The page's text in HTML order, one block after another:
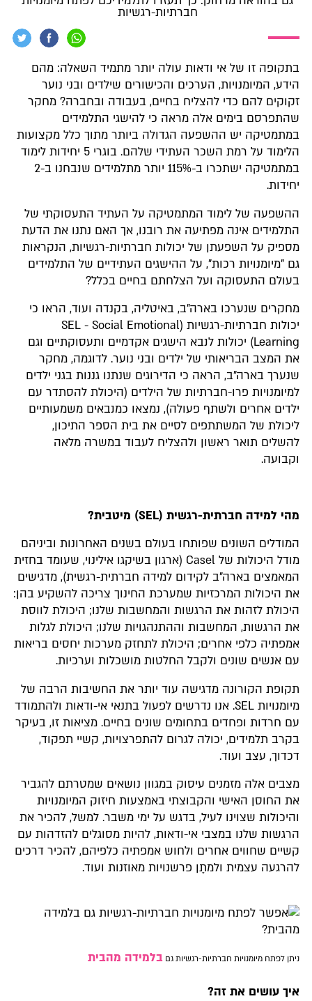
חברתיות-רגשיות
בתקופה זו של אי ודאות עולה יותר מתמיד השאלה: מהם
הידע, המיומנויות, הערכים והכישורים שילדים ובני נוער
זקוקים להם כדי להצליח בחיים, בעבודה ובחברה? מחקר
שהתפרסם בימים אלה מראה כי להישגי התלמידים
במתמטיקה יש ההשפעה הגדולה ביותר מתוך כלל מקצועות
הלימוד על רמת השכר העתידי שלהם. בוגרי 5 יחידות לימוד
במתמטיקה ישתכרו ב-115% יותר מתלמידים שנבחנו ב-2
יחידות.
ההשפעה של לימוד המתמטיקה על העתיד התעסוקתי של
התלמידים אינה מפתיעה את רובנו, אך האם נתנו את הדעת
מספיק על השפעתן של יכולות חברתיות-רגשיות, הנקראות
גם "מיומנויות רכות", על ההישגים העתידיים של התלמידים
בעולם התעסוקה ועל הצלחתם בחיים בכלל?
מחקרים שנערכו בארה"ב, באיטליה, בקנדה ועוד, הראו כי
יכולות חברתיות-רגשיות (SEL - Social Emotional
Learning) יכולות לנבא הישגים אקדמיים ותעסוקתיים וגם
את המצב הבריאותי של ילדים ובני נוער. לדוגמה, מחקר
שנערך בארה"ב, הראה כי הדירוגים שנתנו גננות בגני ילדים
למיומנויות פרו-חברתיות של הילדים (היכולת להסתדר עם
ילדים אחרים ולשתף פעולה), נמצאו כמנבאים משמעותיים
ליכולת של המשתתפים לסיים את בית הספר התיכון,
להשלים תואר ראשון ולהצליח לעבוד במשרה מלאה
וקבועה.
מהי למידה חברתית-רגשית (SEL) מיטבית?
המודלים השונים שפותחו בעולם בשנים האחרונות וביניהם
מודל היכולות של Casel (ארגון בשיקגו אילינוי, שעומד בחזית
המאמצים בארה"ב לקידום למידה חברתית-רגשית), מדגישים
את היכולות המרכזיות שמערכת החינוך צריכה להשקיע בהן:
היכולת לזהות את הרגשות והמחשבות שלנו; היכולת לווסת
את הרגשות, המחשבות וההתנהגויות שלנו; היכולת לגלות
אמפתיה כלפי אחרים; היכולת לתחזק מערכות יחסים בריאות
עם אנשים שונים ולקבל החלטות מושכלות וערכיות.
תקופת הקורונה מדגישה עוד יותר את החשיבות הרבה של
מיומנויות SEL. אנו נדרשים לפעול בתנאי אי-ודאות ולהתמודד
עם חרדות ופחדים בתחומים שונים בחיים. מציאות זו, בעיקר
בקרב תלמידים, יכולה לגרום להתפרצויות, קשיי תפקוד,
דכדוך, עצב ועוד.
מצבים אלה מזמנים עיסוק במגוון נושאים שמטרתם להגביר
את החוסן האישי והקבוצתי באמצעות חיזוק המיומנויות
והיכולות שצוינו לעיל, בדגש על ימי משבר. למשל, להכיר את
הרגשות שלנו במצבי אי-ודאות, להיות מסוגלים להזדהות עם
קשיים שחווים אחרים ולחוש אמפתיה כלפיהם, להכיר דרכים
להרגעה עצמית ולמתָן פרשנויות מאוזנות ועוד.
ניתן לפתח מיומנויות חברתיות-רגשיות גם בלמידה מהבית
איך עושים את זה?